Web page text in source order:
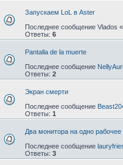
Запускаем LoL в Aster
Последнее сообщение Vlados «
Ответы: 6
Pantalla de la muerte
Последнее сообщение
Ответы: 2
Экран смерти
Последнее сообщение
Ответы: 1
Два монитора на одно рабочее
Последнее сообщение
Ответы: 3